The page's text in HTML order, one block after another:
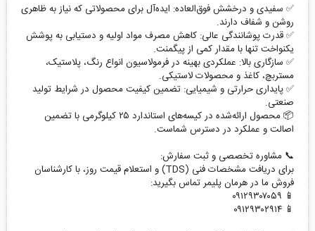
✅ سفیدی و درخشش فوق‌العاده: ایده‌آل برای محصولاتی که نیاز به ظاهری
روشن و شفاف دارند.
✅ قدرت پوشانندگی عالی: کاهش مصرف مواد اولیه و دستیابی به پوشش
یکنواخت تنها با مقدار کمی از پیگمنت.
✅ سازگاری بالا: عملکردی بهینه در فرمولاسیون انواع رنگ، پلاستیک،
مستربچ، کاغذ و محصولات لاستیکی.
✅ پایداری حرارتی و شیمیایی: تضمین کیفیت محصول در شرایط تولید
صنعتی.
📦 محصول ارائه‌شده در کیسه‌های استاندارد ۲۵ کیلوگرمی با تضمین
اصالت و عملکرد در دسترس شماست.
📞 مشاوره تخصصی و ثبت سفارش:
برای دریافت مشخصات فنی (TDS) و استعلام قیمت روز، با کارشناسان
فروش ما در هرمان پلیمر تماس بگیرید:
📱 ۰۹۱۲۹۳۰۷۰۵۹
📱 ۰۹۱۲۹۳۰۲۹۱۴